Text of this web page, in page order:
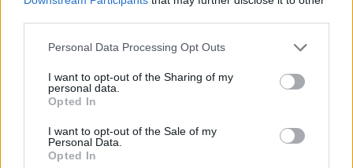
Please note that this website/app uses one or more Google
not limited to your visit or usage behaviour. You may click to
grant or deny consent to Google and its third-party tags to
use your data for below specified purposes in below Google
consent section.
Personal Data Processing Opt Outs
I want to opt-out of the Sharing of my
personal data.
Opted In
I want to opt-out of the Sale of my
Personal Data.
Opted In
Opozorilo:
Po 297. členu Kazenskega zakonika je
posameznik kazensko odgovoren za javno spodbujanje
sovraštva, nasilja ali nestrpnosti. Komentarji z žaljivimi,